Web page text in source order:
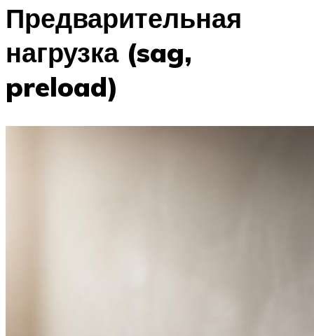
Предварительная
нагрузка (sag,
preload)